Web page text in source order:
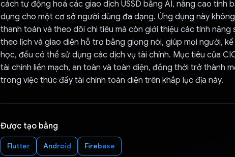
cách tự động hoá các giao dịch USSD bằng AI, nâng cao tính
dụng cho một cơ sở người dùng đa dạng. Ứng dụng này
thanh toán và theo dõi chi tiêu mà còn giới thiệu các tính
theo lịch và giao diện hỗ trợ bằng giọng nói, giúp mọi người,
học, đều có thể sử dụng các dịch vụ tài chính. Mục tiêu của
tài chính liền mạch, an toàn và toàn diện, đồng thời trở thành
trong việc thúc đẩy tài chính toàn diện trên khắp lục địa này.
Được tạo bằng
Flutter Android Firebase